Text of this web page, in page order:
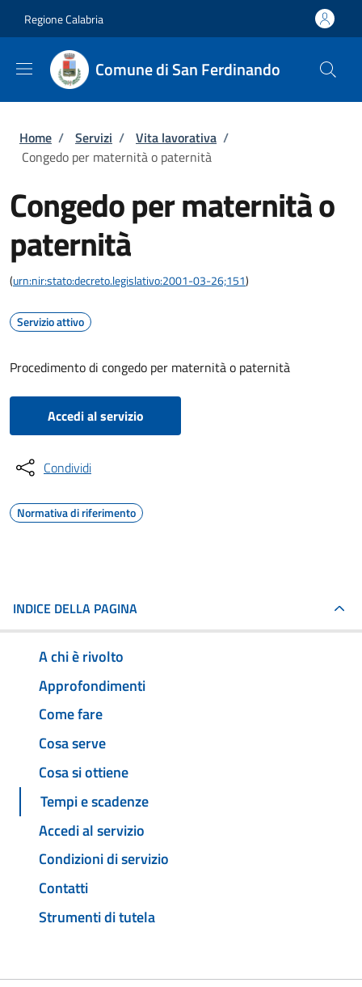
Regione Calabria
Comune di San Ferdinando
Briciole di pane
Home / Servizi / Vita lavorativa /
Congedo per maternità o paternità
Congedo per maternità o
paternità
(urn:nir:stato:decreto.legislativo:2001-03-26;151)
Servizio attivo
Procedimento di congedo per maternità o paternità
Accedi al servizio
Condividi
Normativa di riferimento
INDICE DELLA PAGINA
A chi è rivolto
Approfondimenti
Come fare
Cosa serve
Cosa si ottiene
Tempi e scadenze
Accedi al servizio
Condizioni di servizio
Contatti
Strumenti di tutela